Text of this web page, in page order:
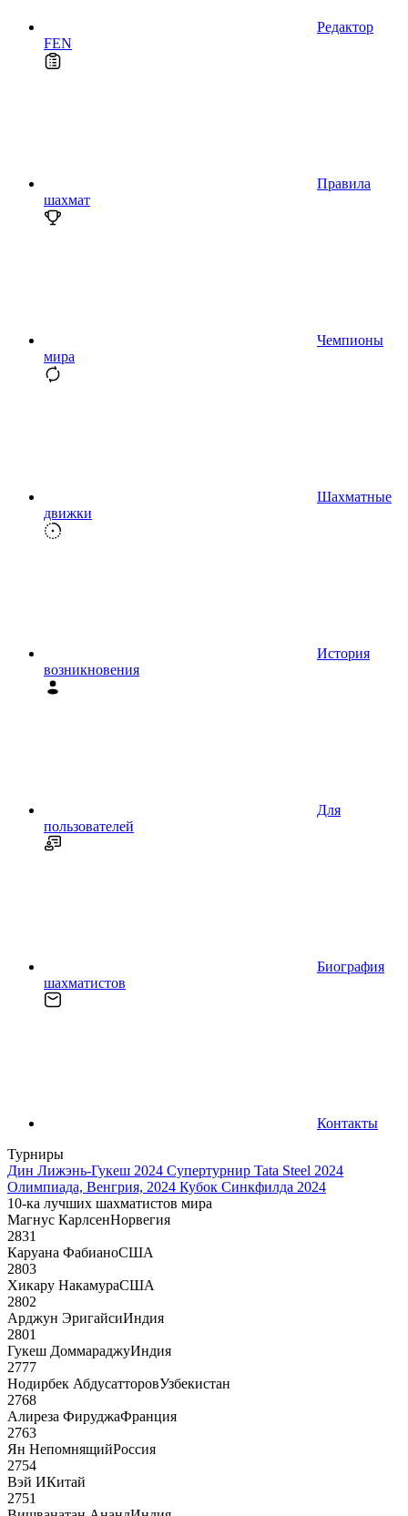
Редактор
FEN
Правила
шахмат
Чемпионы
мира
Шахматные
движки
История
возникновения
Для
пользователей
Биография
шахматистов
Контакты
Турниры
Дин Лижэнь-Гукеш 2024 Супертурнир Tata Steel 2024
Олимпиада, Венгрия, 2024 Кубок Синкфилда 2024
10-ка лучших шахматистов мира
Магнус КарлсенНорвегия
2831
Каруана ФабианоСША
2803
Хикару НакамураСША
2802
Арджун ЭригайсиИндия
2801
Гукеш ДоммараджуИндия
2777
Нодирбек АбдусатторовУзбекистан
2768
Алиреза ФируджаФранция
2763
Ян НепомнящийРоссия
2754
Вэй ИКитай
2751